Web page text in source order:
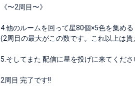
《〜2周目〜》
4.他のルームを回って星80個×5色を集める
(2周目の最大がこの数です。これ以上は貰
5.そしてまた 配信に星を投げに来てくださ
2周目 完了です!!